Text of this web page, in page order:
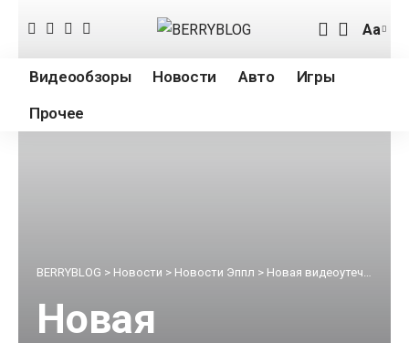
Аа
Видеообзоры Новости Авто
Игры
Прочее
BERRYBLOG > Новости > Новости Эппл > Новая видеоутечка демонстрирует iPhone 7 Plus в цвете Space Black со сдвоенной камерой и разъемом Smart Connector
Новая